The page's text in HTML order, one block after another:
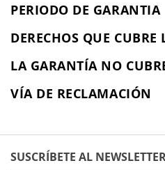
PERIODO DE GARANTIA
DERECHOS QUE
LA GARANTÍA NO
VÍA DE RECLAMACIÓN
SUSCRÍBETE AL